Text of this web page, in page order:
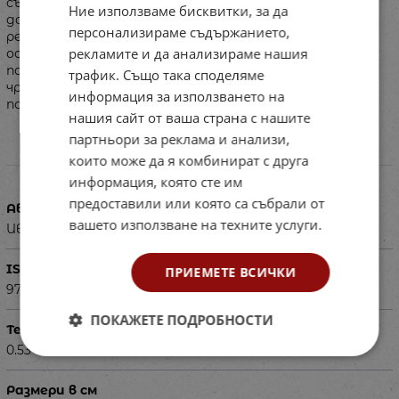
допълнени с откъси от исторически извори, кратък
речник на по-непознати думи и въпроси за проверка и
осмисляне на прочетеното. Изданието има за цел да
подпомогне ориентацията в българската история
чрез кратки разкази, които по достъпен начин
поднасят фактологичната информация.
Характеристики
Автор
Иво Сиромахов
ISBN
9789540146003
Тегло в кг
0.534
Размери в см
Ние използваме бисквитки, за да
персонализираме съдържанието,
рекламите и да анализираме нашия
трафик. Също така споделяме
информация за използването на
нашия сайт от ваша страна с нашите
партньори за реклама и анализи,
които може да я комбинират с друга
информация, която сте им
предоставили или която са събрали от
вашето използване на техните услуги.
ПРИЕМЕТЕ ВСИЧКИ
ПОКАЖЕТЕ ПОДРОБНОСТИ